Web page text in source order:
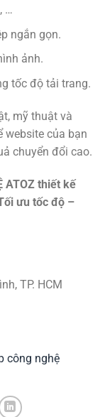
…
ngắn gọn.
ảnh.
tốc độ tải trang.
mỹ thuật và
website của bạn
chuyển đổi cao.
ATOZ thiết kế
ưu tốc độ –
TP. HCM
công nghệ